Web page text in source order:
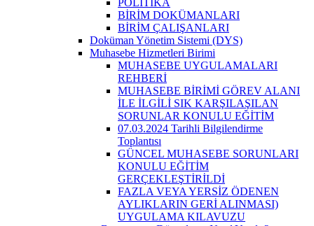
BİRİM DOKÜMANLARI
BİRİM ÇALIŞANLARI
Doküman Yönetim Sistemi (DYS)
Muhasebe Hizmetleri Birimi
MUHASEBE UYGULAMALARI
REHBERİ
MUHASEBE BİRİMİ GÖREV ALANI
İLE İLGİLİ SIK KARŞILAŞILAN
SORUNLAR KONULU EĞİTİM
07.03.2024 Tarihli Bilgilendirme
Toplantısı
GÜNCEL MUHASEBE SORUNLARI
KONULU EĞİTİM
GERÇEKLEŞTİRİLDİ
FAZLA VEYA YERSİZ ÖDENEN
AYLIKLARIN GERİ ALINMASI)
UYGULAMA KILAVUZU